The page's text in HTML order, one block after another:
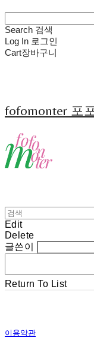
Search 검색
Log In 로그인
Cart장바구니
fofomonter 포
Edit
Delete
글쓴이
Return To List
이용약관